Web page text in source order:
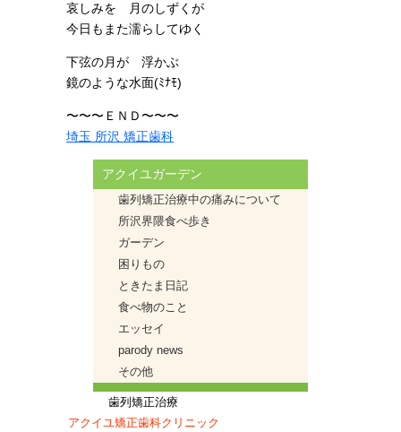
哀しみを 月のしずくが
今日もまた濡らしてゆく
下弦の月が 浮かぶ
鏡のような水面(ﾐﾅﾓ)
〜〜〜ＥＮＤ〜〜〜
埼玉 所沢 矯正歯科
アクイユガーデン
歯列矯正治療中の痛みについて
所沢界隈食べ歩き
ガーデン
困りもの
ときたま日記
食べ物のこと
エッセイ
parody news
その他
歯列矯正治療
アクイユ矯正歯科クリニック